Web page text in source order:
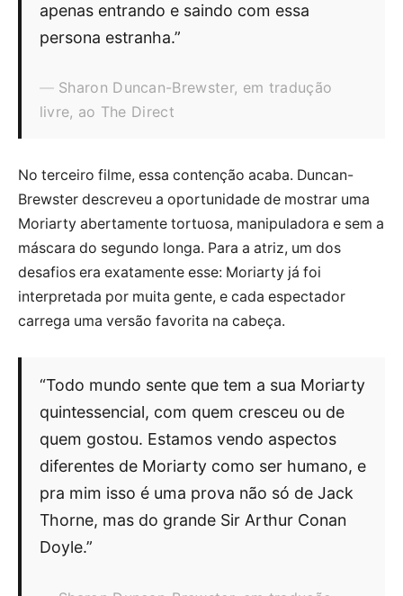
apenas entrando e saindo com essa
persona estranha.”
Sharon Duncan-Brewster, em tradução
livre, ao The Direct
No terceiro filme, essa contenção acaba. Duncan-
Brewster descreveu a oportunidade de mostrar uma
Moriarty abertamente tortuosa, manipuladora e sem a
máscara do segundo longa. Para a atriz, um dos
desafios era exatamente esse: Moriarty já foi
interpretada por muita gente, e cada espectador
carrega uma versão favorita na cabeça.
“Todo mundo sente que tem a sua Moriarty
quintessencial, com quem cresceu ou de
quem gostou. Estamos vendo aspectos
diferentes de Moriarty como ser humano, e
pra mim isso é uma prova não só de Jack
Thorne, mas do grande Sir Arthur Conan
Doyle.”